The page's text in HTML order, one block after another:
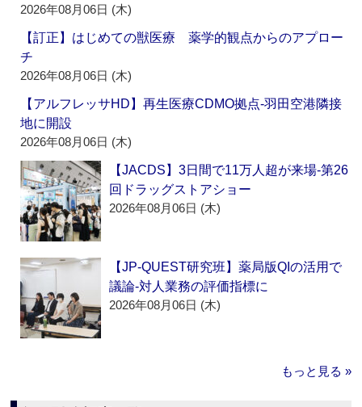
2026年08月06日 (木)
【訂正】はじめての獣医療 薬学的観点からのアプロー
チ
2026年08月06日 (木)
【アルフレッサHD】再生医療CDMO拠点‐羽田空港隣接
地に開設
2026年08月06日 (木)
【JACDS】3日間で11万人超が来場‐第26
回ドラッグストアショー
2026年08月06日 (木)
【JP-QUEST研究班】薬局版QIの活用で
議論‐対人業務の評価指標に
2026年08月06日 (木)
もっと見る »